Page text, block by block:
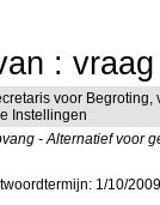
:
voor
Instellingen
- Alternatief voor
1/10/